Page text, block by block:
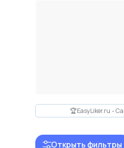
🏆EasyLiker.ru -
Открыть фильтры